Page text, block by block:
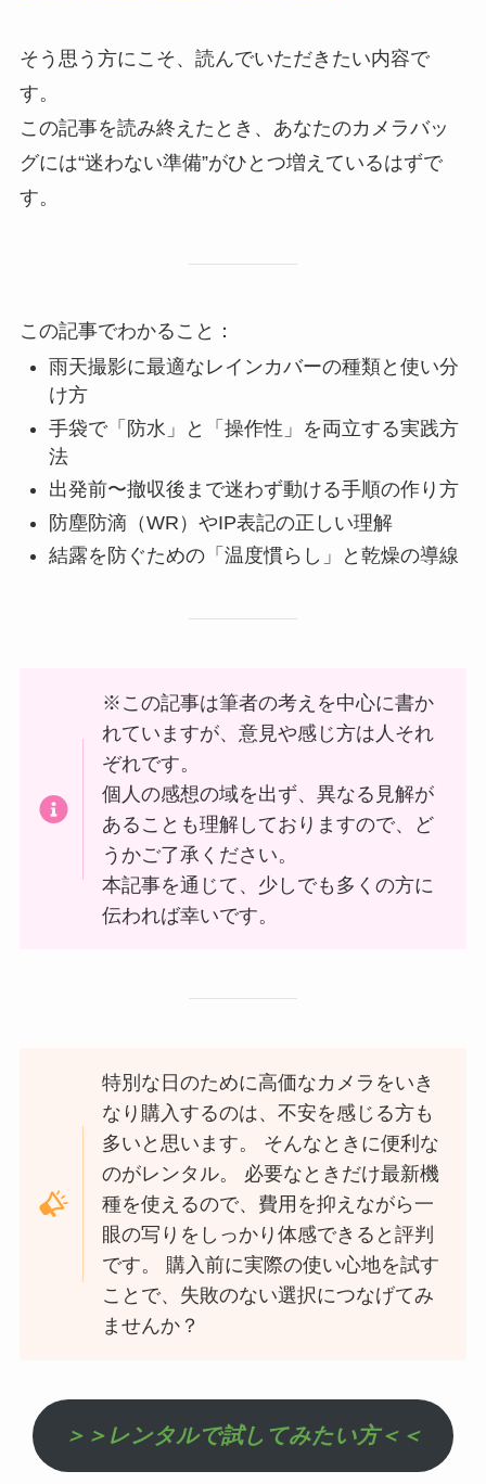
そう思う方にこそ、読んでいただきたい内容で
す。
この記事を読み終えたとき、あなたのカメラバッ
グには“迷わない準備”がひとつ増えているはずで
す。
この記事でわかること：
雨天撮影に最適なレインカバーの種類と使い分
け方
手袋で「防水」と「操作性」を両立する実践方
法
出発前〜撤収後まで迷わず動ける手順の作り方
防塵防滴（WR）やIP表記の正しい理解
結露を防ぐための「温度慣らし」と乾燥の導線
※この記事は筆者の考えを中心に書か
れていますが、意見や感じ方は人それ
ぞれです。
個人の感想の域を出ず、異なる見解が
あることも理解しておりますので、ど
うかご了承ください。
本記事を通じて、少しでも多くの方に
伝われば幸いです。
特別な日のために高価なカメラをいき
なり購入するのは、不安を感じる方も
多いと思います。 そんなときに便利な
のがレンタル。 必要なときだけ最新機
種を使えるので、費用を抑えながら一
眼の写りをしっかり体感できると評判
です。 購入前に実際の使い心地を試す
ことで、失敗のない選択につなげてみ
ませんか？
＞＞レンタルで試してみたい方＜＜